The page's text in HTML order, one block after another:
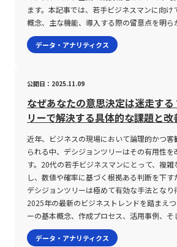
依存して投資判断を行うことは極めて危険で
ティリティだけでは株価の上昇・下降の方向
を十分に評価することは困難です。市場の動
標、ファンダメンタルズ分析などと併せて総
値が実際のリスク以上に高く算出される傾向
計算式では、当日の「ティピカル・プライス
し、これが小さくなると結果としてボラティ
ジが大きくなります。このため、投資初心者
ンは、株価の水準にも十分留意した上でボラ
釈することが求められます。 さらに、市場
ティの重要な要因となります。市場の流動
立しにくく実際の取引が制限されると、計測
は実際の市場リスクよりも高く見積もられる
のため、投資を行う際には銘柄の流動性や出
といった要素も十分に考慮し、ボラティリテ
ティの計算方法自体も複雑な側面を持ち合わ
リティ（HV）、リアライズドボラティリテ
れ、これらはそれぞれ異なる観点から市場の
価する。 インプライドボラティリティは将来
し、オプション取引における評価に活用され
出されるため、短期的な市場の動向を捉える
れらの指標は、特にFXなどの外国為替市場に
価と開始タイミングの決定に大きな影響を与える。 ボラ
ィの注意点 ボラティリティが高い環境下での取引は、大きな利益
獲得のチャンスを提供する反面、リスクも極
方で、ボラティリティが低い状況は取引の
得機会が限定されやすい。 まず、高いボラ
市場の流動性と出来高が急激に増加する傾向
測が難しい急変動が発生する可能性がある。
表直後や主要市場の開始直後は、出来高の急
くなるケースが多い。 例えば、米ドル/円や
主要通貨ペアでは比較的安定した動きが見ら
ランド（ZAR）やトルコリラ（TRY）のよう
ます。本記事では、若手ビジネスマンに向け
概念、主な機能、導入する際の留意点を明ら
向を踏まえた解説を行います。また、企業が
に対する解決策としてのシステム活用例や、
理、労務管理など、社員に関する各種情報を
効率の向上を図るための統合型ソリューショ
やExcelファイルに頼っていた人事業務を、シ
することにより、情報更新の迅速化や正確性
具体的には、以下のような機能が含まれます
募者の基本情報、選考状況、面接結果等を
ロセス全体を見える化します。・人事評価
標設定や実績、評価者からのフィードバック
材育成や昇進判断に活用されます。・タレン
社員のスキル、資格、社内表彰など、個々の
し、将来的な人材配置や組織改革の基盤とし
理機能：出勤情報、有給休暇の管理、残業時
種手当の計算までを自動化し、担当者の負担
データ・アナリティクス
公開日：2025.11.09
なぜあなたの意思決定は迷走す
リーで解決する具体的な課題と改
近年、ビジネスの現場において論理的かつ客
られる中、デシジョンツリーはその有用性
す。20代の若手ビジネスマンにとって、複
し、数値や確率に基づく根拠ある判断を下す
デシジョンツリーは極めて有効な手法となり
2025年の最新のビジネストレンドを踏まえ
ーの基本概念、作成プロセス、活用事例、そ
述し、今後のキャリアや業務改善活動におい
を提供することを目的としています。 デシ
データ・アナリティクス